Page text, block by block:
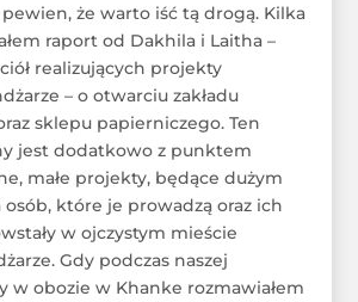
pewien, że warto iść tą drogą. Kilka
raport od Dakhila i Laitha –
realizujących projekty
– o otwarciu zakładu
sklepu papierniczego. Ten
jest dodatkowo z punktem
małe projekty, będące dużym
które je prowadzą oraz ich
w ojczystym mieście
Gdy podczas naszej
w obozie w Khanke rozmawiałem